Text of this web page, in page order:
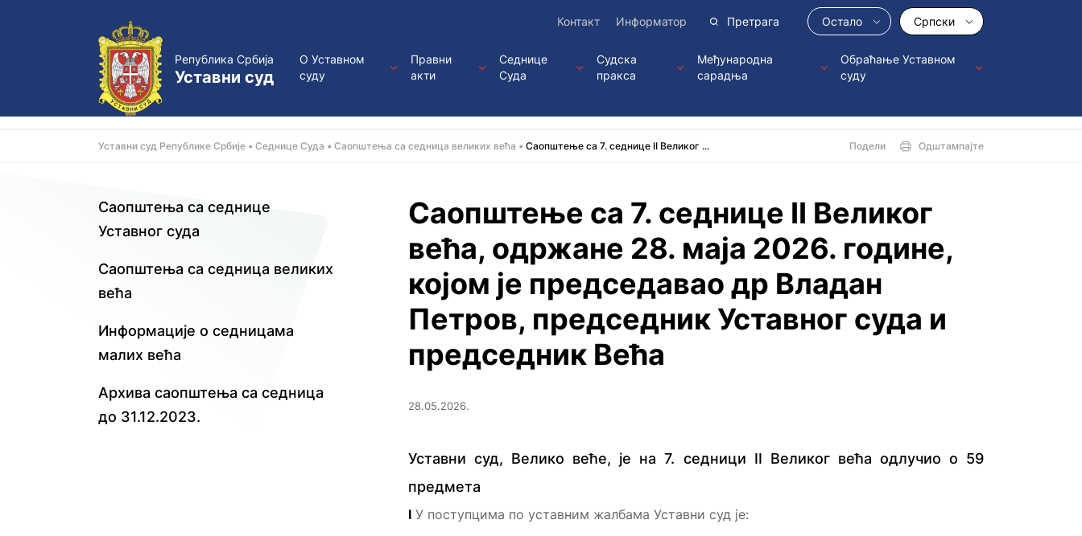
Република Србија
Уставни суд
Контакт Информатор Остало Српски
О Уставном
суду
Правни
акти
Седнице
Суда
Судска
пракса
Међународна
сарадња
Обраћање Уставном
суду
Уставни суд Републике Србије Седнице Суда Саопштења са седница великих већа Саопштење са 7. седницe II Великог ... Подели Одштампајте
Саопштење са 7. седницe II Великог
већа, одржанe 28. маја 2026. године,
којoм је председавао др Владан
Петров, председник Уставног суда и
председник Већа
28.05.2026.
Уставни суд, Велико веће, је на 7. седници II Великог већа одлучио о 59
предмета
I У поступцима по уставним жалбама Уставни суд је:
Саопштења са седнице
Уставног суда
Саопштења са седница великих
већа
Информације о седницама
малих већa
Архива саопштења са седница
до 31.12.2023.